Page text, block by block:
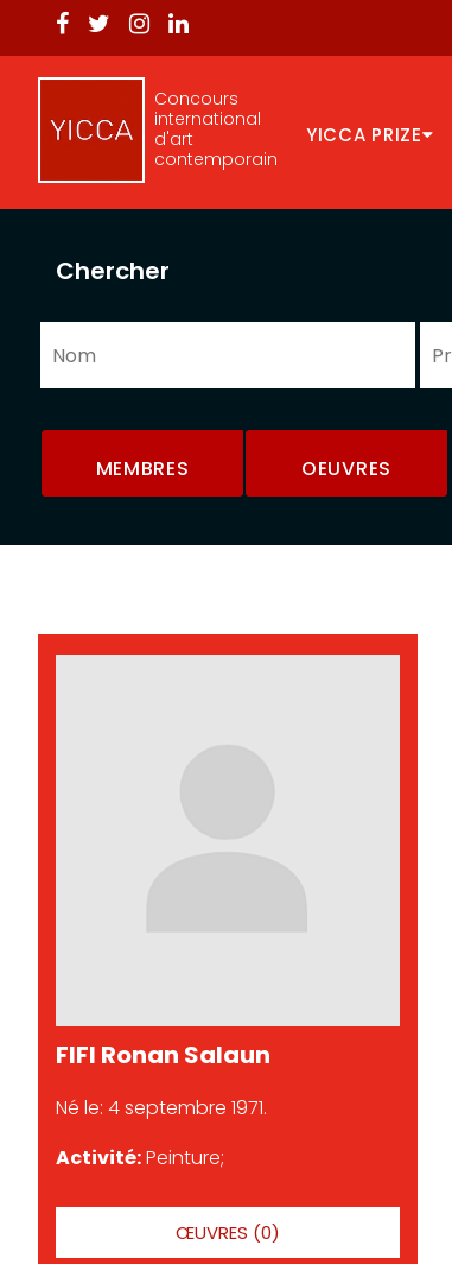
Concours
international
d'art
contemporain
YICCA PRIZE
Chercher
MEMBRES OEUVRES
FIFI Ronan Salaun
Né le: 4 septembre 1971.
Activité:Peinture;
ŒUVRES (0)